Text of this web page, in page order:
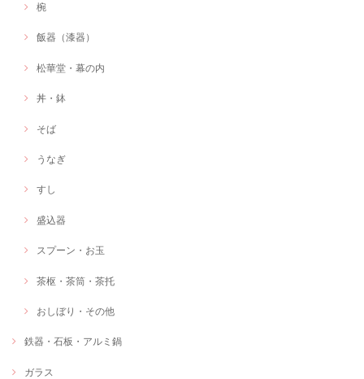
椀
飯器（漆器）
松華堂・幕の内
丼・鉢
そば
うなぎ
すし
盛込器
スプーン・お玉
茶枢・茶筒・茶托
おしぼり・その他
鉄器・石板・アルミ鍋
ガラス